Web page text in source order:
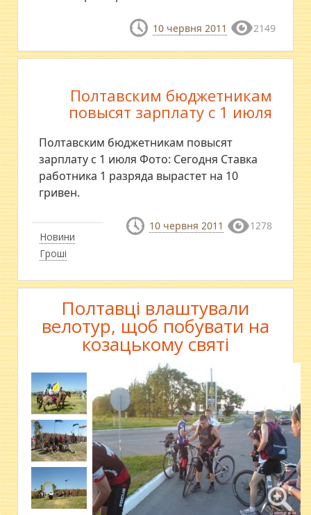
10 червня 2011 2149
Новини
Гроші
Полтавским бюджетникам
повысят зарплату с 1 июля
Полтавским бюджетникам повысят
зарплату с 1 июля Фото: Сегодня Ставка
работника 1 разряда вырастет на 10
гривен.
10 червня 2011 1278
Полтавці влаштували
велотур, щоб побувати на
козацькому святі